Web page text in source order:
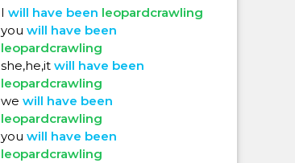
I will have been leopardcrawling
you will have been
leopardcrawling
she,he,it will have been
leopardcrawling
we will have been
leopardcrawling
you will have been
leopardcrawling